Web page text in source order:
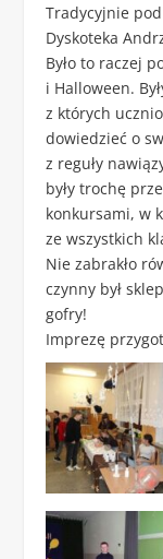
Tradycyjnie
Dyskoteka
Było to raczej
i Halloween.
z których
dowiedzieć o
z reguły
były trochę
konkursami, w
ze wszystkich
Nie zabrakło
czynny był
gofry!
Imprezę